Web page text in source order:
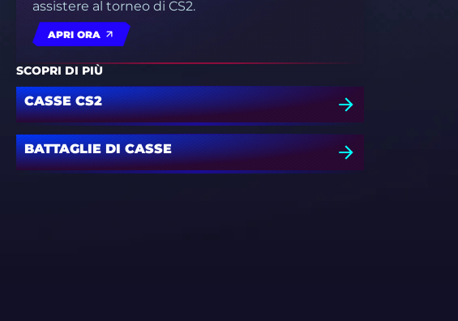
assistere al torneo di CS2.
APRI ORA
SCOPRI DI PIÙ
CASSE CS2
BATTAGLIE DI CASSE